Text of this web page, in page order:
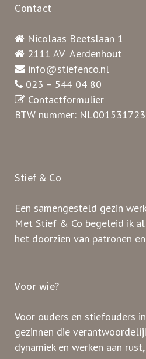
Contact
Nicolaas Beetslaan 1
2111 AV Aerdenhout
info@stiefenco.nl
023 – 544 04 80
Contactformulier
BTW nummer: NL001531723
Stief & Co
Een samengesteld gezin
Met Stief & Co begeleid ik
het doorzien van patronen
Voor wie?
Voor ouders en stiefouders
gezinnen die
dynamiek en werken aan